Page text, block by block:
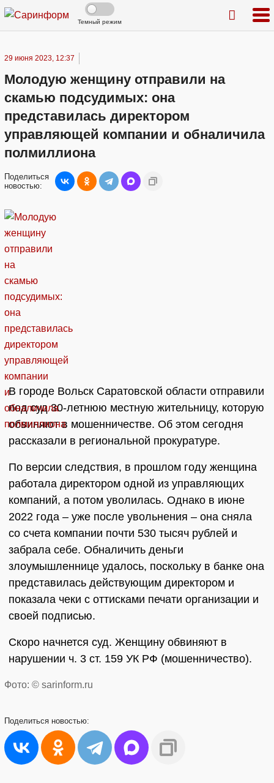
Темный режим
29 июня 2023, 12:37
Молодую женщину отправили на
скамью подсудимых: она
представилась директором
управляющей компании и обналичила
полмиллиона
Поделиться
новостью:
В городе Вольск Саратовской области отправили
под суд 30-летнюю местную жительницу, которую
обвиняют в мошенничестве. Об этом сегодня
рассказали в региональной прокуратуре.
По версии следствия, в прошлом году женщина
работала директором одной из управляющих
компаний, а потом уволилась. Однако в июне
2022 года – уже после увольнения – она сняла
со счета компании почти 530 тысяч рублей и
забрала себе. Обналичить деньги
злоумышленнице удалось, поскольку в банке она
представилась действующим директором и
показала чеки с оттисками печати организации и
своей подписью.
Скоро начнется суд. Женщину обвиняют в
нарушении ч. 3 ст. 159 УК РФ (мошенничество).
Фото: © sarinform.ru
Поделиться новостью: